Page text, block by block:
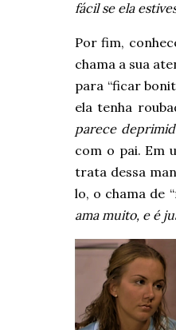
fácil se ela
Por fim,
chama a sua
para “ficar
ela tenha
parece
com o pai. Em
trata dessa
lo, o chama de
ama muito, e é